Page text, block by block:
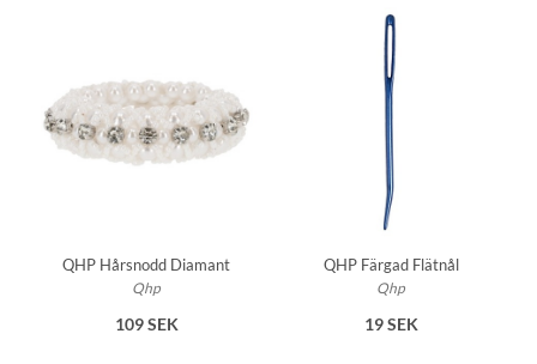
QHP Hårsnodd Diamant
Qhp
109 SEK
QHP Färgad Flätnål
Qhp
19 SEK